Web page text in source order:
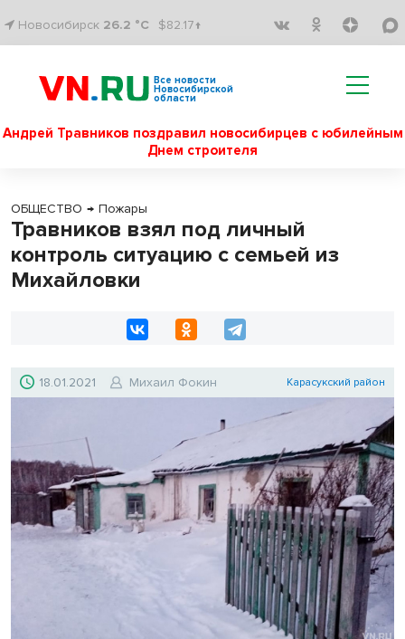
Новосибирск 26.2 °C $82.17↑
Все новости
Новосибирской
области
Андрей Травников поздравил новосибирцев с юбилейным
Днем строителя
ОБЩЕСТВО → Пожары
Травников взял под личный
контроль ситуацию с семьей из
Михайловки
18.01.2021 Михаил Фокин Карасукский район